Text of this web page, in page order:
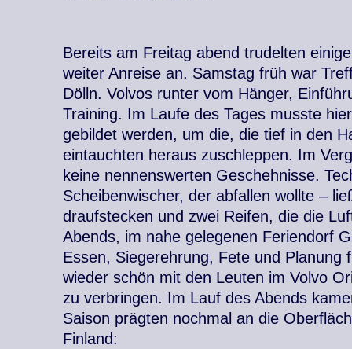
Bereits am Freitag abend trudelten
weiter Anreise an. Samstag früh war
Dölln. Volvos runter vom Hänger,
Training. Im Laufe des Tages musste
gebildet werden, um die, die tief in den
eintauchten heraus zuschleppen. Im
keine nennenswerten Geschehnisse.
Scheibenwischer, der abfallen wollte –
draufstecken und zwei Reifen, die die
Abends, im nahe gelegenen Feriendorf
Essen, Siegerehrung, Fete und Planung
wieder schön mit den Leuten im Volvo
zu verbringen. Im Lauf des Abends
Saison prägten nochmal an die
Finland: